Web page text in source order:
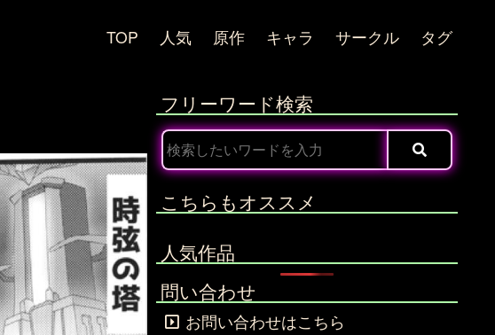
TOP 人気 原作 キャラ サークル タグ
フリーワード検索
こちらもオススメ
人気作品
問い合わせ
お問い合わせはこちら